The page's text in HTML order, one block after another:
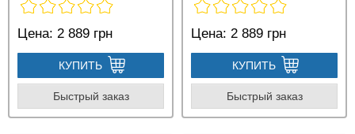
Цена: 2 889 грн
КУПИТЬ
Быстрый заказ
Цена: 2 889 грн
КУПИТЬ
Быстрый заказ